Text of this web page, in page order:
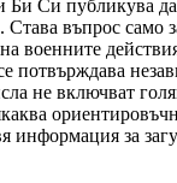
Си публикува
Става въпрос само
военните
потвърждава
не включват
информация за